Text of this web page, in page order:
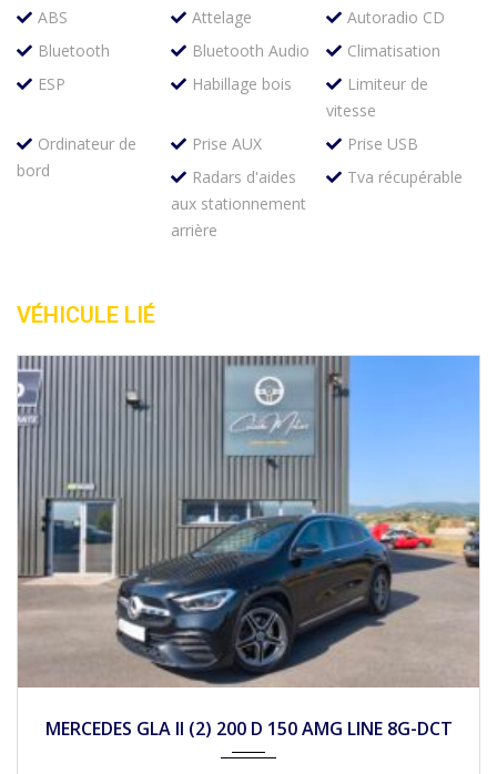
ABS Attelage
Autoradio CD
Bluetooth
Bluetooth Audio
Climatisation
ESP
Habillage bois
Limiteur de
vitesse
Ordinateur de
bord
Prise AUX
Prise USB
Radars d'aides
aux stationnement
arrière
Tva récupérable
VÉHICULE LIÉ
MERCEDES GLC (2) 300 E AMG LINE 4MATIC 9G-
TRONIC